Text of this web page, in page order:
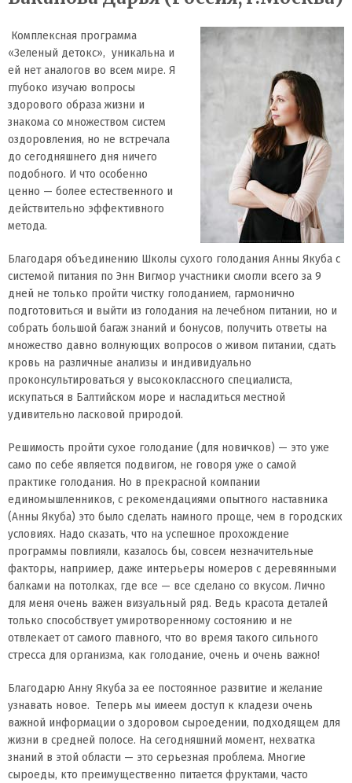
Комплексная программа
«Зеленый детокс», уникальна и
ей нет аналогов во всем мире. Я
глубоко изучаю вопросы
здорового образа жизни и
знакома со множеством систем
оздоровления, но не встречала
до сегодняшнего дня ничего
подобного. И что особенно
ценно — более естественного и
действительно эффективного
метода.
Благодаря объединению Школы сухого голодания Анны Якуба с
системой питания по Энн Вигмор участники смогли всего за 9
дней не только пройти чистку голоданием, гармонично
подготовиться и выйти из голодания на лечебном питании, но и
собрать большой багаж знаний и бонусов, получить ответы на
множество давно волнующих вопросов о живом питании, сдать
кровь на различные анализы и индивидуально
проконсультироваться у высококлассного специалиста,
искупаться в Балтийском море и насладиться местной
удивительно ласковой природой.
Решимость пройти сухое голодание (для новичков) — это уже
само по себе является подвигом, не говоря уже о самой
практике голодания. Но в прекрасной компании
единомышленников, с рекомендациями опытного наставника
(Анны Якуба) это было сделать намного проще, чем в городских
условиях. Надо сказать, что на успешное прохождение
программы повлияли, казалось бы, совсем незначительные
факторы, например, даже интерьеры номеров с деревянными
балками на потолках, где все — все сделано со вкусом. Лично
для меня очень важен визуальный ряд. Ведь красота деталей
только способствует умиротворенному состоянию и не
отвлекает от самого главного, что во время такого сильного
стресса для организма, как голодание, очень и очень важно!
Благодарю Анну Якуба за ее постоянное развитие и желание
узнавать новое. Теперь мы имеем доступ к кладези очень
важной информации о здоровом сыроедении, подходящем для
жизни в средней полосе. На сегодняшний момент, нехватка
знаний в этой области — это серьезная проблема. Многие
сыроеды, кто преимущественно питается фруктами, часто